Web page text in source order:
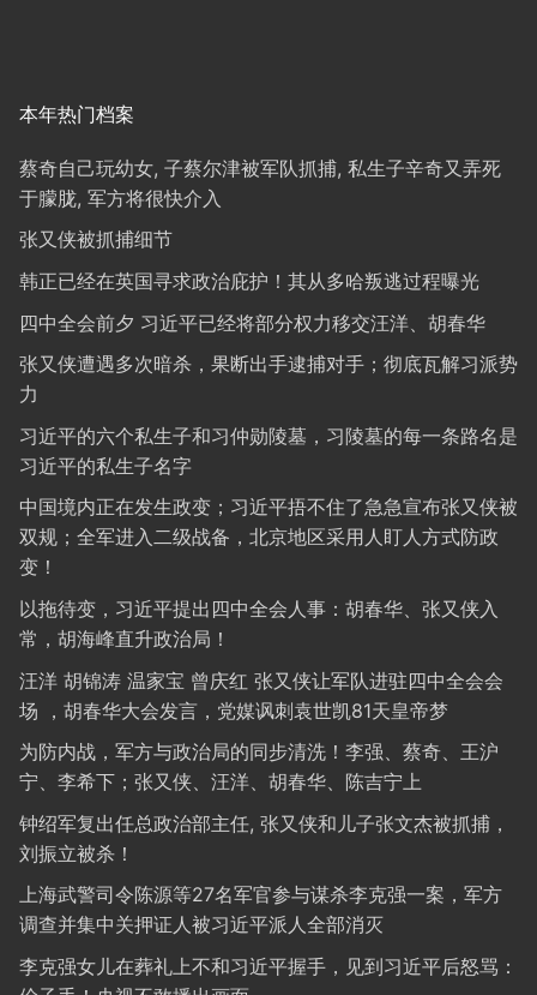
本年热门档案
蔡奇自己玩幼女, 子蔡尔津被军队抓捕, 私生子辛奇又弄死
于朦胧, 军方将很快介入
张又侠被抓捕细节
韩正已经在英国寻求政治庇护！其从多哈叛逃过程曝光
四中全会前夕 习近平已经将部分权力移交汪洋、胡春华
张又侠遭遇多次暗杀，果断出手逮捕对手；彻底瓦解习派势
力
习近平的六个私生子和习仲勋陵墓，习陵墓的每一条路名是
习近平的私生子名字
中国境内正在发生政变；习近平捂不住了急急宣布张又侠被
双规；全军进入二级战备，北京地区采用人盯人方式防政
变！
以拖待变，习近平提出四中全会人事：胡春华、张又侠入
常，胡海峰直升政治局！
汪洋 胡锦涛 温家宝 曾庆红 张又侠让军队进驻四中全会会
场 ，胡春华大会发言，党媒讽刺袁世凯81天皇帝梦
为防内战，军方与政治局的同步清洗！李强、蔡奇、王沪
宁、李希下；张又侠、汪洋、胡春华、陈吉宁上
钟绍军复出任总政治部主任, 张又侠和儿子张文杰被抓捕，
刘振立被杀！
上海武警司令陈源等27名军官参与谋杀李克强一案，军方
调查并集中关押证人被习近平派人全部消灭
李克强女儿在葬礼上不和习近平握手，见到习近平后怒骂：